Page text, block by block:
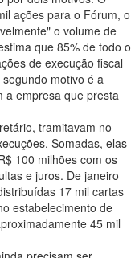
ações para o Fórum, o
o volume de
que 85% de todo o
de execução fiscal
motivo é a
a empresa que presta
tramitavam no
Somadas, elas
100 milhões com os
e juros. De janeiro
17 mil cartas
estabelecimento de
45 mil